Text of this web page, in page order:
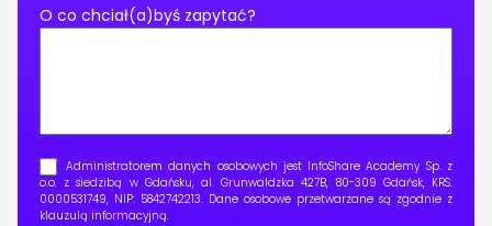
O co chciał(a)byś zapytać?
Administratorem danych osobowych jest InfoShare Academy Sp. z
o.o. z siedzibą w Gdańsku, al. Grunwaldzka 427B, 80-309 Gdańsk, KRS:
0000531749, NIP: 5842742213. Dane osobowe przetwarzane są zgodnie z
klauzulą informacyjną.